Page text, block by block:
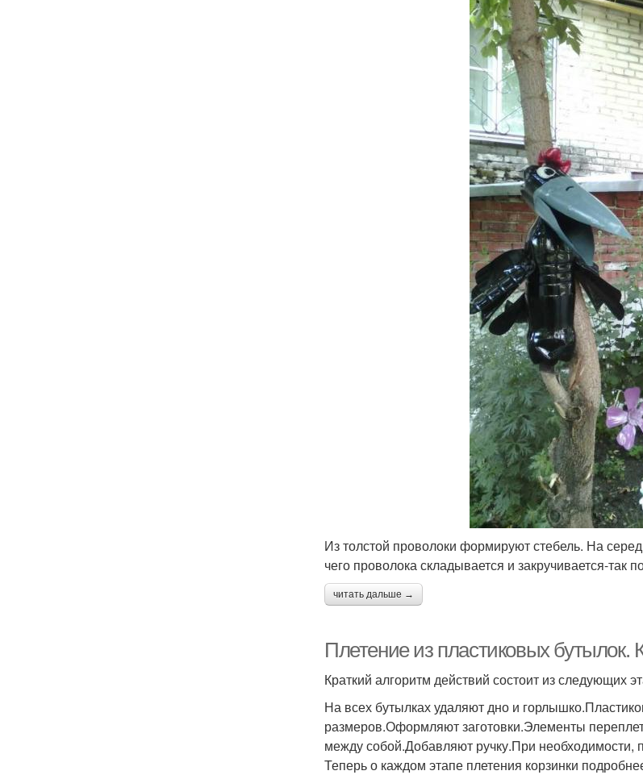
Из толстой проволоки формируют стебель. На
чего проволока складывается и закручивается-так
читать дальше →
Плетение из пластиковых бутылок.
Краткий алгоритм действий состоит из следующих
На всех бутылках удаляют дно и
размеров.Оформляют заготовки.Элементы
между собой.Добавляют ручку.При необходимости,
Теперь о каждом этапе плетения корзинки